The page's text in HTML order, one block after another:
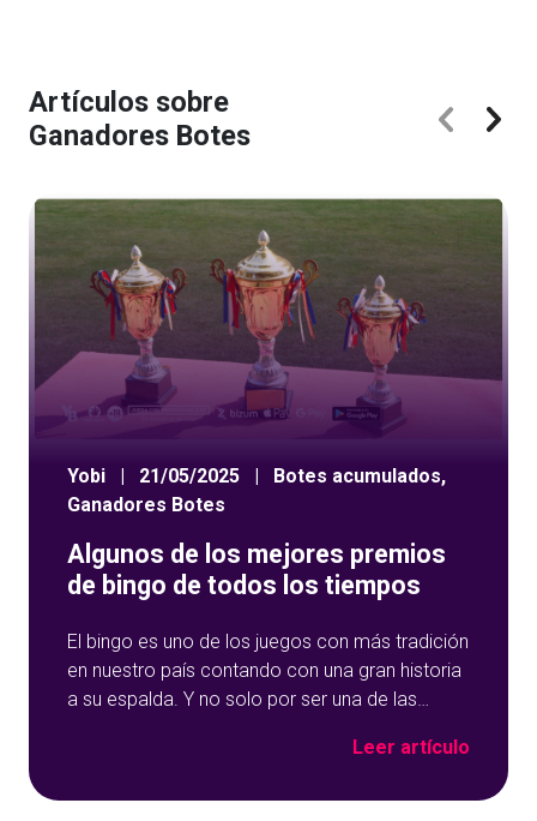
Artículos sobre
Ganadores Botes
Yobi | 21/05/2025 | Botes acumulados,
Ganadores Botes
Algunos de los mejores premios
de bingo de todos los tiempos
El bingo es uno de los juegos con más tradición
en nuestro país contando con una gran historia
a su espalda. Y no solo por ser una de las
de juegos de tómbola, YoBingo, sino porque es
Leer artículo